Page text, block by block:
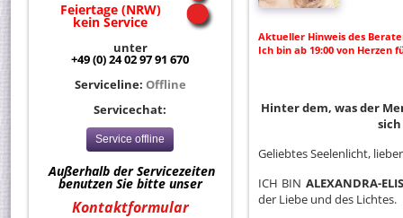
Feiertage (NRW)
kein Service
unter
+49 (0) 24 02 97 91 670
Serviceline: Offline
Servicechat:
Service offline
Außerhalb der Servicezeiten
benutzen Sie bitte unser
Kontaktformular
Aktueller Hinweis des
Ich bin ab 19:00 von Herzen
Hinter dem, was der
Geliebtes Seelenlicht,
ICH BIN ALEXANDRA-
der Liebe und des Lichtes.